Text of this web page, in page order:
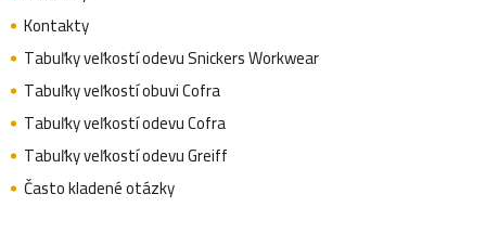
Kontakty
Tabuľky veľkostí odevu Snickers Workwear
Tabuľky veľkostí obuvi Cofra
Tabuľky veľkostí odevu Cofra
Tabuľky veľkostí odevu Greiff
Často kladené otázky